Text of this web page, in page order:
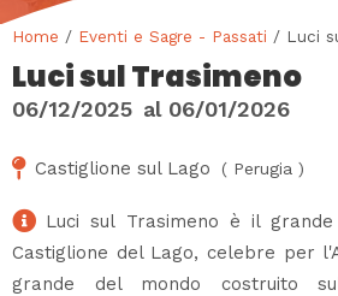
Home / Eventi e Sagre - Passati / Luci
Luci sul Trasimeno
06/12/2025 al 06/01/2026
Castiglione sul Lago ( Perugia )
Luci sul Trasimeno è il
Castiglione del Lago, celebre per
grande del mondo costruito